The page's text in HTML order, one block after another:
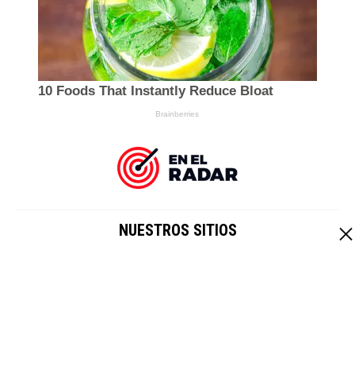
NUESTROS SITIOS